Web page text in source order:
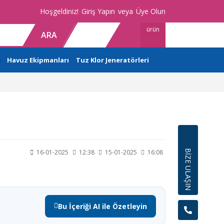
Hoşgeldiniz! Giriş Yapın veya Üye Olun
ARA
ürün
Havuz Ekipmanları Tuz Klor Jeneratörleri
16-01-2025 12:38 15-01-2025 16:08
Bu İçeriği AI ile Özetleyin
BİZE ULAŞIN